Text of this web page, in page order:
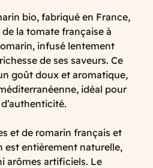
bio, fabriqué en France,
la tomate française à
infusé lentement
de ses saveurs. Ce
goût doux et aromatique,
idéal pour
et de romarin français et
est entièrement naturelle,
arômes artificiels. Le